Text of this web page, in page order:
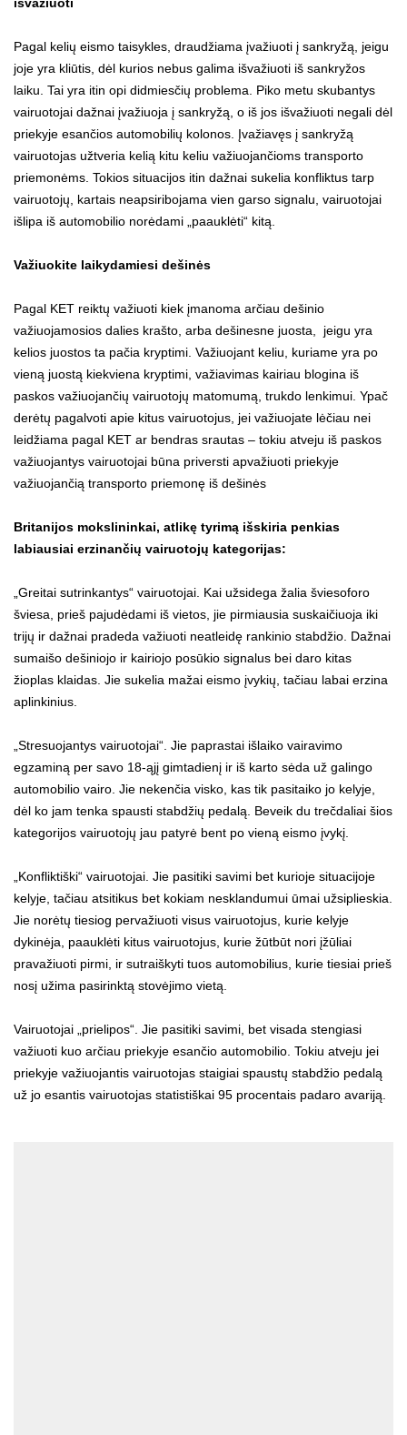
Pagal kelių eismo taisykles, draudžiama įvažiuoti į sankryžą, jeigu
joje yra kliūtis, dėl kurios nebus galima išvažiuoti iš sankryžos
laiku. Tai yra itin opi didmiesčių problema. Piko metu skubantys
vairuotojai dažnai įvažiuoja į sankryžą, o iš jos išvažiuoti negali dėl
priekyje esančios automobilių kolonos. Įvažiavęs į sankryžą
vairuotojas užtveria kelią kitu keliu važiuojančioms transporto
priemonėms. Tokios situacijos itin dažnai sukelia konfliktus tarp
vairuotojų, kartais neapsiribojama vien garso signalu, vairuotojai
išlipa iš automobilio norėdami „paauklėti“ kitą.
Važiuokite laikydamiesi dešinės
Pagal KET reiktų važiuoti kiek įmanoma arčiau dešinio
važiuojamosios dalies krašto, arba dešinesne juosta, jeigu yra
kelios juostos ta pačia kryptimi. Važiuojant keliu, kuriame yra po
vieną juostą kiekviena kryptimi, važiavimas kairiau blogina iš
paskos važiuojančių vairuotojų matomumą, trukdo lenkimui. Ypač
derėtų pagalvoti apie kitus vairuotojus, jei važiuojate lėčiau nei
leidžiama pagal KET ar bendras srautas – tokiu atveju iš paskos
važiuojantys vairuotojai būna priversti apvažiuoti priekyje
važiuojančią transporto priemonę iš dešinės
Britanijos mokslininkai, atlikę tyrimą išskiria penkias
labiausiai erzinančių vairuotojų kategorijas:
„Greitai sutrinkantys“ vairuotojai. Kai užsidega žalia šviesoforo
šviesa, prieš pajudėdami iš vietos, jie pirmiausia suskaičiuoja iki
trijų ir dažnai pradeda važiuoti neatleidę rankinio stabdžio. Dažnai
sumaišo dešiniojo ir kairiojo posūkio signalus bei daro kitas
žioplas klaidas. Jie sukelia mažai eismo įvykių, tačiau labai erzina
aplinkinius.
„Stresuojantys vairuotojai“. Jie paprastai išlaiko vairavimo
egzaminą per savo 18-ąjį gimtadienį ir iš karto sėda už galingo
automobilio vairo. Jie nekenčia visko, kas tik pasitaiko jo kelyje,
dėl ko jam tenka spausti stabdžių pedalą. Beveik du trečdaliai šios
kategorijos vairuotojų jau patyrė bent po vieną eismo įvykį.
„Konfliktiški“ vairuotojai. Jie pasitiki savimi bet kurioje situacijoje
kelyje, tačiau atsitikus bet kokiam nesklandumui ūmai užsiplieskia.
Jie norėtų tiesiog pervažiuoti visus vairuotojus, kurie kelyje
dykinėja, paauklėti kitus vairuotojus, kurie žūtbūt nori įžūliai
pravažiuoti pirmi, ir sutraiškyti tuos automobilius, kurie tiesiai prieš
nosį užima pasirinktą stovėjimo vietą.
Vairuotojai „prielipos“. Jie pasitiki savimi, bet visada stengiasi
važiuoti kuo arčiau priekyje esančio automobilio. Tokiu atveju jei
priekyje važiuojantis vairuotojas staigiai spaustų stabdžio pedalą
už jo esantis vairuotojas statistiškai 95 procentais padaro avariją.